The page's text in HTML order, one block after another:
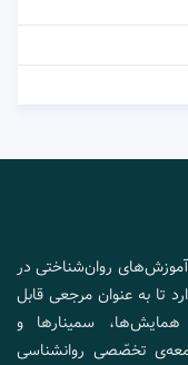
روان‌شناختی در
به عنوان مرجعی قابل
همایش‌ها، سمینارها و
تخصّصی روانشناسی